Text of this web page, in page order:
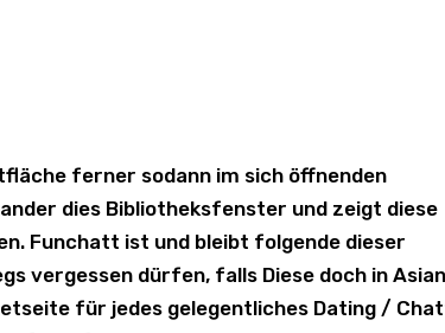
ferner sodann im sich öffnenden
dies Bibliotheksfenster und zeigt diese
Funchatt ist und bleibt folgende dieser
vergessen dürfen, falls Diese doch in Asian
für jedes gelegentliches Dating /